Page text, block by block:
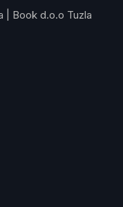
| Book d.o.o Tuzla